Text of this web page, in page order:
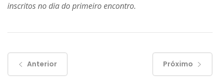
inscritos no dia do primeiro encontro.
Anterior Próximo